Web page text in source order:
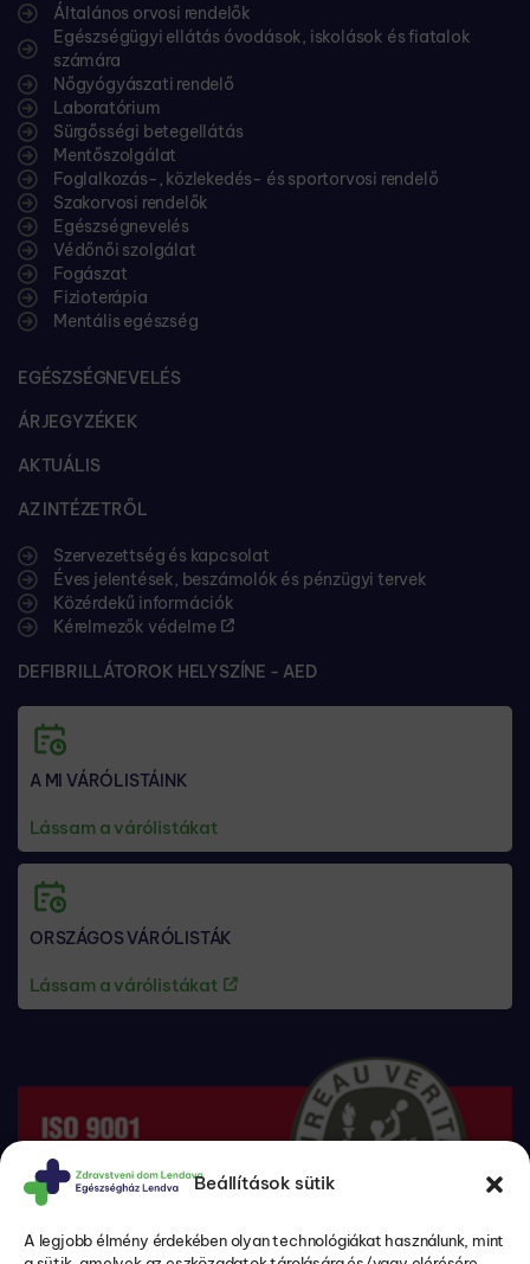
Beállítások sütik
A legjobb élmény érdekében olyan technológiákat használunk, mint
Általános orvosi rendelők
Egészségügyi ellátás óvodások, iskolások és fiatalok
számára
Nőgyógyászati rendelő
Laboratórium
Sürgősségi betegellátás
Mentőszolgálat
Foglalkozás-, közlekedés- és sportorvosi rendelő
Szakorvosi rendelők
Egészségnevelés
Védőnői szolgálat
Fogászat
Fizioterápia
Mentális egészség
EGÉSZSÉGNEVELÉS
ÁRJEGYZÉKEK
AKTUÁLIS
AZ INTÉZETRŐL
Szervezettség és kapcsolat
Éves jelentések, beszámolók és pénzügyi tervek
Közérdekű információk
Kérelmezők védelme
DEFIBRILLÁTOROK HELYSZÍNE - AED
A MI VÁRÓLISTÁINK
Lássam a várólistákat
ORSZÁGOS VÁRÓLISTÁK
Lássam a várólistákat